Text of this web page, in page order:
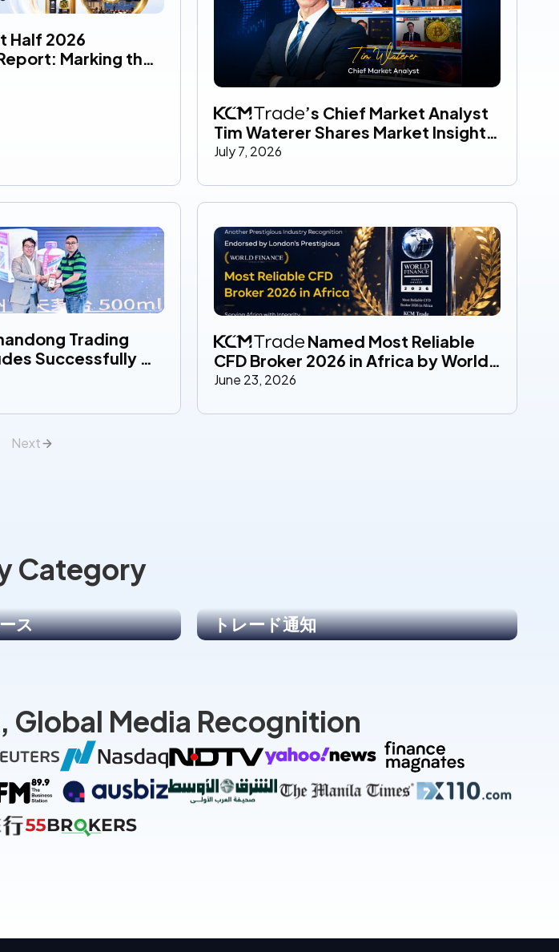
Half 2026
Marking the
’s Chief Market Analyst
Tim Waterer Shares Market Insights
Across Global Media Throughout
July 7, 2026
Trading
Successfully
Leading Market
2026
Named Most Reliable
CFD Broker 2026 in Africa by World
Finance Recognition Reflects
Excellence Across African Markets
June 23, 2026
Next
Category
ス トレード通知
Global Media Recognition